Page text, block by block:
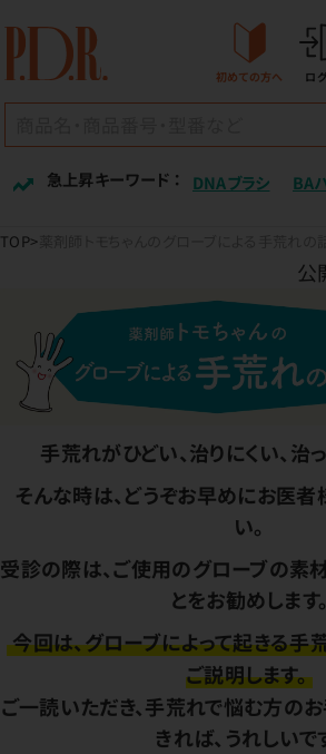
初めての方へ ロ
急上昇キーワード ： DNAブラシ BA
TOP
公
手荒れがひどい、治りにくい、治
そんな時は、どうぞお早めにお医者
い。
受診の際は、ご使用のグローブの素
とをお勧めします。
今回は、グローブによって起きる
ご説明します。
ご一読いただき、手荒れで悩む方の
きれば、うれしいで